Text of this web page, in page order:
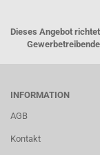
Dieses Angebot
INFORMATION
AGB
Kontakt